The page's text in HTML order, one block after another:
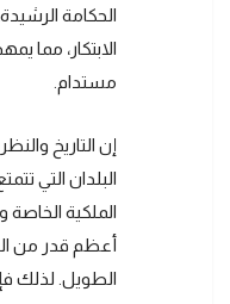
الحكامة
الابتكار، مما
مستدام.
إن التاريخ
البلدان التي
الملكية
أعظم قدر من
الطويل. لذلك